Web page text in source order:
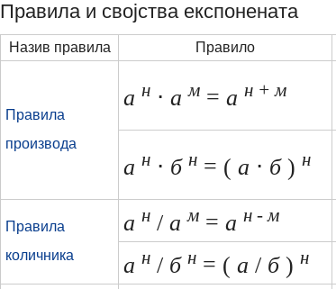
Правила и својства експонената
Назив правила Правило
Правила
производа
а н ⋅ ам = а н + м
а н ⋅ б н = ( а ⋅ б) н
Правила
количника
а н / ам = а н -м
а н / б н = ( а / б) н